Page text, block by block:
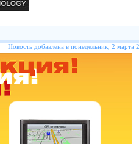
Новость добавлена в понедельник, 2 марта